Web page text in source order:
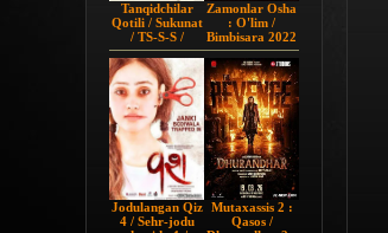
Tanqidchilar
Qotili / Sukunat
/ TS-S-S /
Jimjitlik
Ortidagi Sir /
Chup 2022 HD
Hind kino
Zamonlar Osha
: O'lim /
Bimbisara 2022
Hind kino
Uzbek tilida
Jodulangan Qiz
4 / Sehr-jodu
Mutaxassis 2 :
Qasos /